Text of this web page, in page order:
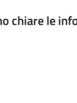
chiare le